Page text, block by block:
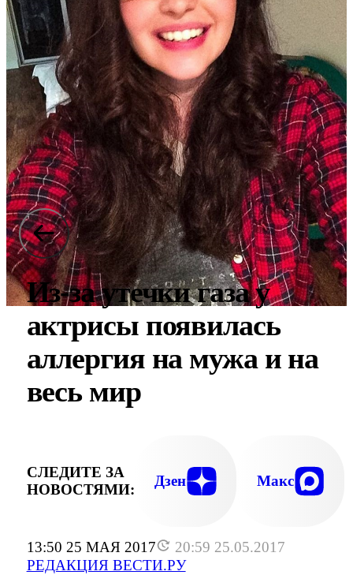
13:50 25 МАЯ 2017
20:59 25.05.2017
РЕДАКЦИЯ ВЕСТИ.РУ
Из-за утечки газа у
актрисы появилась
аллергия на мужа и на
весь мир
СЛЕДИТЕ ЗА
НОВОСТЯМИ:
Дзен Макс